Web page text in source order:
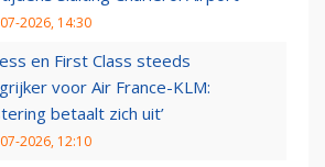
2026, 14:30
en First Class steeds
voor Air France-KLM:
betaalt zich uit’
2026, 12:10